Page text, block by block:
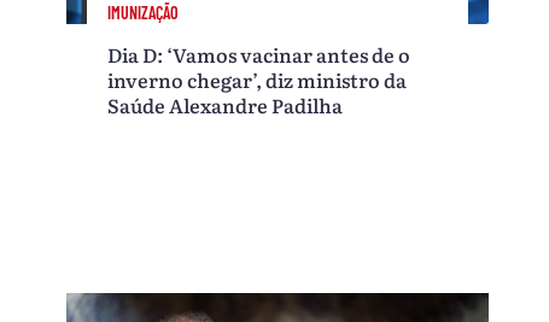
IMUNIZAÇÃO
Dia D: ‘Vamos vacinar antes de o
inverno chegar’, diz ministro da
Saúde Alexandre Padilha